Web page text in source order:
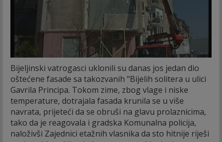
Bijeljinski vatrogasci uklonili su danas jos jedan dio
oštećene fasade sa takozvanih "Bijelih solitera u ulici
Gavrila Principa. Tokom zime, zbog vlage i niske
temperature, dotrajala fasada krunila se u više
navrata, prijeteći da se obruši na glavu prolaznicima,
tako da je reagovala i gradska Komunalna policija,
naloživši Zajednici etažnih vlasnika da sto hitnije riješi